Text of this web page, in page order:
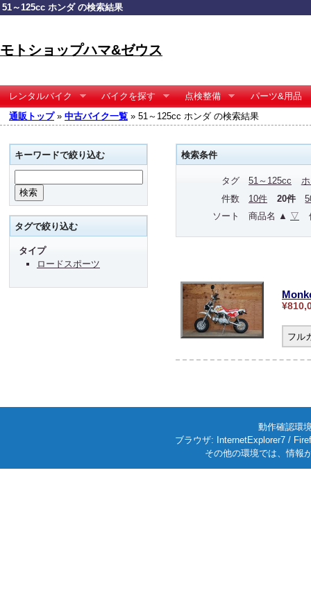
51～125cc ホンダ の検索結果
モトショップハマ&ゼウス
レンタルバイク バイクを探す 点検整備
パーツ&用品
通販トップ» 中古バイク一覧 » 51～125cc ホンダ の検索結果
検索条件
タグ 51～125cc
件数
10件 20件
ソート
商品名 ▲ ▽
フル
キーワードで絞り込む
タグで絞り込む
タイプ
ロードスポーツ
動作確認環
ブラウザ: InternetExplorer7 /
その他の環境では、情報